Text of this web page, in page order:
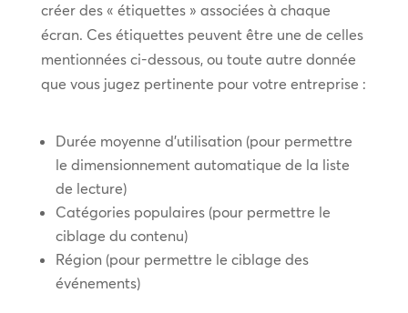
créer des « étiquettes » associées à chaque
écran. Ces étiquettes peuvent être une de celles
mentionnées ci-dessous, ou toute autre donnée
que vous jugez pertinente pour votre entreprise :
Durée moyenne d’utilisation (pour permettre
le dimensionnement automatique de la liste
de lecture)
Catégories populaires (pour permettre le
ciblage du contenu)
Région (pour permettre le ciblage des
événements)